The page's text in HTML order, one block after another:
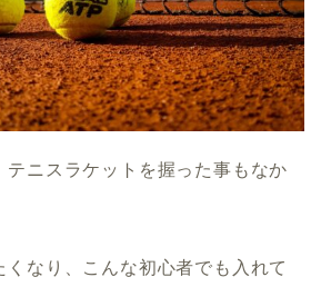
テニスラケットを握った事もなか
くなり、こんな初心者でも入れて